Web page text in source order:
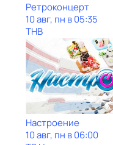
Ретроконцерт
10 авг, пн в 05:35
ТНВ
Настроение
10 авг, пн в 06:00